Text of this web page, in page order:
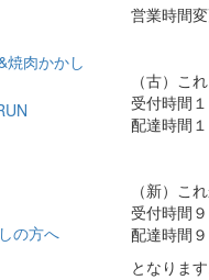
営業時間
（古）こ
受付時間
配達時間
（新）こ
受付時間
配達時間
となりま